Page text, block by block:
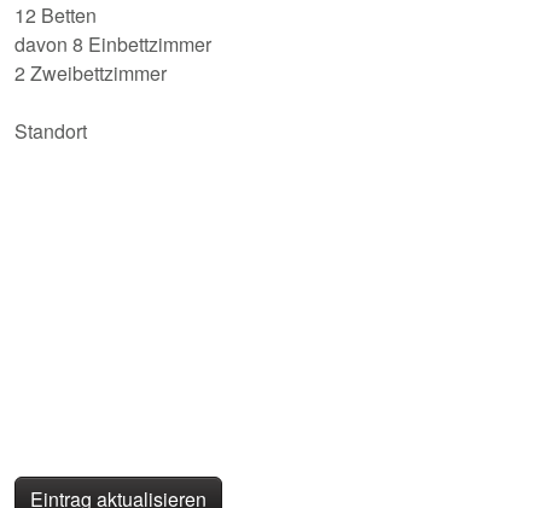
12 Betten
davon 8 Einbettzimmer
2 Zweibettzimmer
Standort
Eintrag aktualisieren